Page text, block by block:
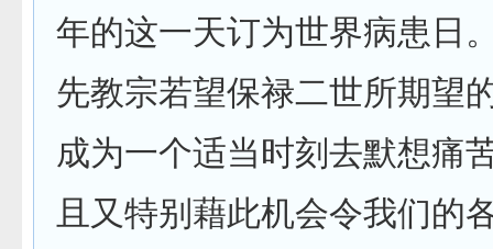
年的这一天订为世界病患日
先教宗若望保禄二世所期望
成为一个适当时刻去默想痛
且又特别藉此机会令我们的